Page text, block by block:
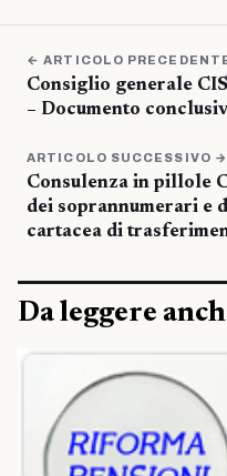
← ARTICOLO
Consiglio generale
– Documento
ARTICOLO SUCCESSIVO →
Consulenza in pillole
dei soprannumerari e
cartacea di
Da leggere